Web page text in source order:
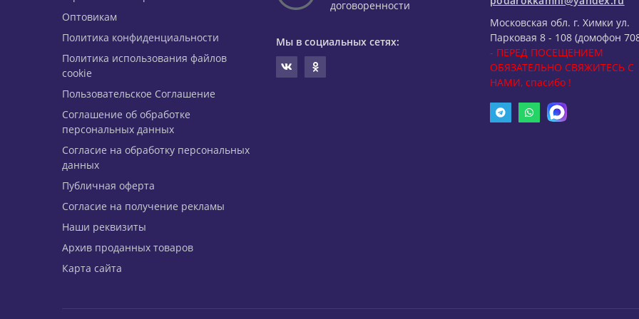
Оптовикам
Политика конфиденциальности
Политика использования файлов
cookie
Пользовательское Соглашение
Соглашение об обработке
персональных данных
Согласие на обработку персональных
данных
Публичная оферта
Согласие на получение рекламы
Наши реквизиты
Архив проданных товаров
Карта сайта
договоренности
Мы в социальных сетях:
Московская обл. г. Химки ул.
Парковая 8 - 108 (домофон
- ПЕРЕД ПОСЕЩЕНИЕМ
ОБЯЗАТЕЛЬНО СВЯЖИТЕСЬ С
НАМИ, спасибо !